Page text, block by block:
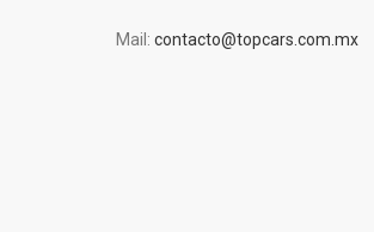
Mail: contacto@topcars.com.mx